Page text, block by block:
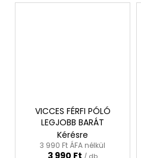
VICCES FÉRFI PÓLÓ
LEGJOBB BARÁT
Kérésre
3 990 Ft ÁFA nélkül